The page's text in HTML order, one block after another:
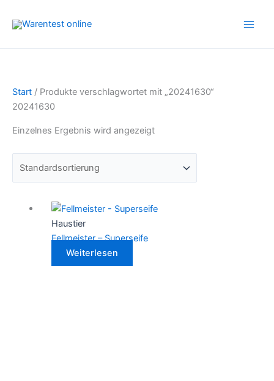
Inhalt
Start / Produkte verschlagwortet mit „20241630“
20241630
Einzelnes Ergebnis wird angezeigt
Haustier
Fellmeister – Superseife
Weiterlesen